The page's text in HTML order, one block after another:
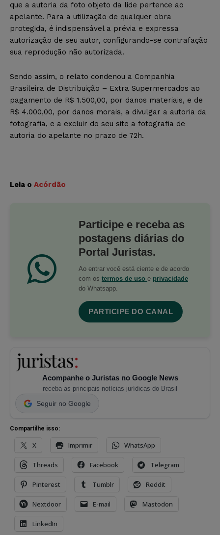
que a autoria da foto objeto da lide pertence ao
apelante. Para a utilização de qualquer obra
protegida, é indispensável a prévia e expressa
autorização de seu autor, configurando-se contrafação
sua reprodução não autorizada.
Sendo assim, o relato condenou a Companhia
Brasileira de Distribuição – Extra Supermercados ao
pagamento de R$ 1.500,00, por danos materiais, e de
R$ 4.000,00, por danos morais, a divulgar a autoria da
fotografia, e a excluir do seu site a fotografia de
autoria do apelante no prazo de 72h.
Leia o Acórdão
Participe e receba as
postagens diárias do
Portal Juristas.
Ao entrar você está ciente e de acordo
com os termos de uso e privacidade
do Whatsapp.
PARTICIPE DO CANAL
Acompanhe o Juristas no Google News
receba as principais notícias jurídicas do Brasil
Seguir no Google
Compartilhe isso:
X Imprimir WhatsApp
Threads Facebook Telegram
Pinterest Tumblr Reddit
Nextdoor E-mail Mastodon
LinkedIn